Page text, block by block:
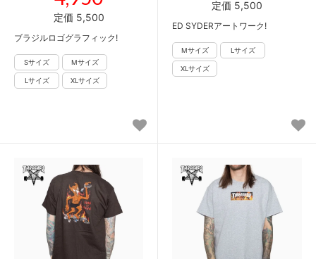
定価 5,500
ブラジルロゴグラフィック!
定価 5,500
ED SYDERアートワーク!